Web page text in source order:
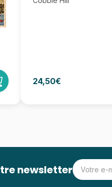
24,50€
newsletter